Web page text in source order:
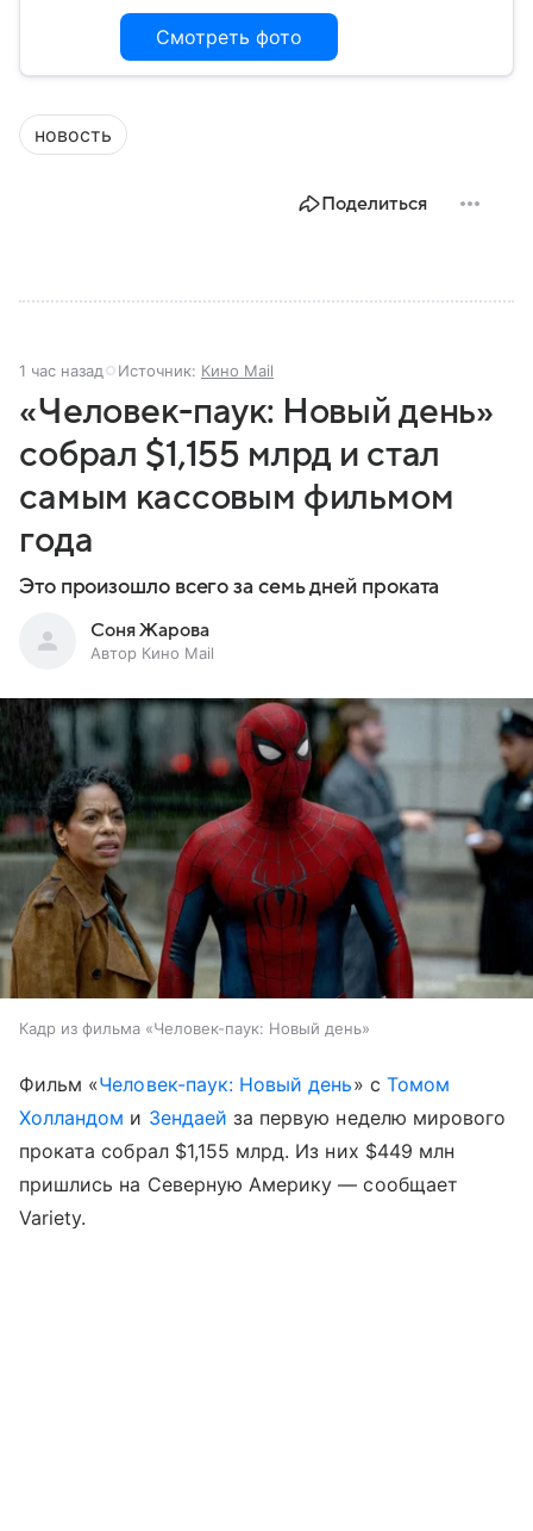
Смотреть фото
новость
Поделиться
1 час назад Источник: Кино Mail
«Человек-паук: Новый день»
собрал $1,155 млрд и стал
самым кассовым фильмом
года
Это произошло всего за семь дней проката
Соня Жарова
Автор Кино Mail
Кадр из фильма «Человек-паук: Новый день»
Фильм «Человек-паук: Новый день» с Томом
Холландом и Зендаей за первую неделю мирового
проката собрал $1,155 млрд. Из них $449 млн
пришлись на Северную Америку — сообщает
Variety.